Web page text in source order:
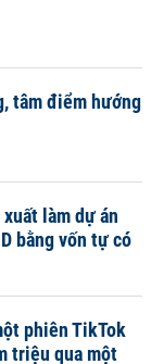
tâm điểm hướng
làm dự án
bằng vốn tự có
phiên TikTok
triệu qua một